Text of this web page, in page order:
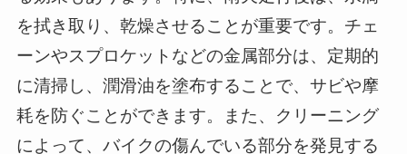
を拭き取り、乾燥させることが重要です。チェ
ーンやスプロケットなどの金属部分は、定期的
に清掃し、潤滑油を塗布することで、サビや摩
耗を防ぐことができます。また、クリーニング
によって、バイクの傷んでいる部分を発見する